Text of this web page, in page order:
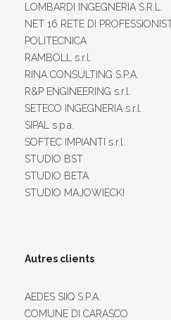
LOMBARDI INGEGNERIA S.R.L.
NET 16 RETE DI
POLITECNICA
RAMBOLL s.r.l.
RINA CONSULTING S.P.A.
R&P ENGINEERING s.r.l.
SETECO INGEGNERIA s.r.l.
SIPAL s.p.a.
SOFTEC IMPIANTI s.r.l.
STUDIO BST
STUDIO BETA
STUDIO MAJOWIECKI
Autres clients
AEDES SIIQ S.P.A.
COMUNE DI CARASCO